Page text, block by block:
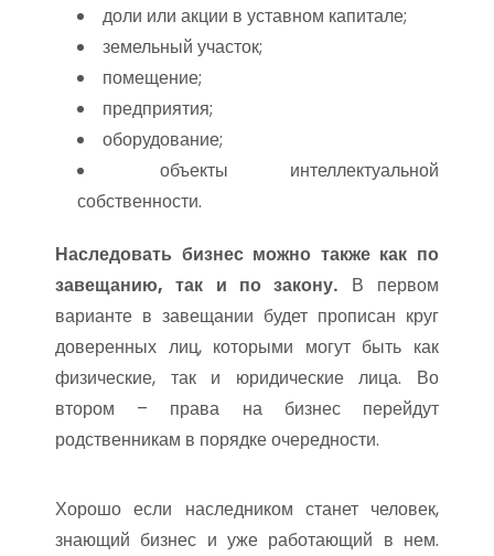
доли или акции в уставном капитале;
земельный участок;
помещение;
предприятия;
оборудование;
объекты интеллектуальной
собственности.
Наследовать бизнес можно также как по
завещанию, так и по закону. В первом
варианте в завещании будет прописан круг
доверенных лиц, которыми могут быть как
физические, так и юридические лица. Во
втором – права на бизнес перейдут
родственникам в порядке очередности.
Хорошо если наследником станет человек,
знающий бизнес и уже работающий в нем.